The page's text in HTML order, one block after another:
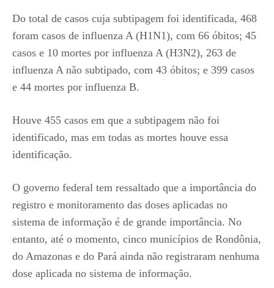
Do total de casos cuja subtipagem foi identificada, 468
foram casos de influenza A (H1N1), com 66 óbitos; 45
casos e 10 mortes por influenza A (H3N2), 263 de
influenza A não subtipado, com 43 óbitos; e 399 casos
e 44 mortes por influenza B.
Houve 455 casos em que a subtipagem não foi
identificado, mas em todas as mortes houve essa
identificação.
O governo federal tem ressaltado que a importância do
registro e monitoramento das doses aplicadas no
sistema de informação é de grande importância. No
entanto, até o momento, cinco municípios de Rondônia,
do Amazonas e do Pará ainda não registraram nenhuma
dose aplicada no sistema de informação.